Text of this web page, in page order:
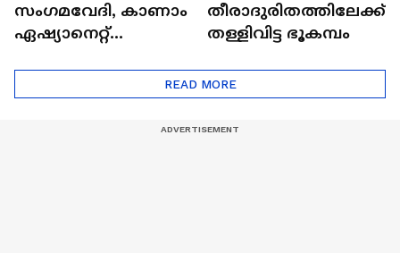
സംഗമവേദി, കാണാം
ഏഷ്യാനെറ്റ്
തീരാദുരിതത്തിലേക്ക്
തള്ളിവിട്ട ഭൂകമ്പം
READ MORE